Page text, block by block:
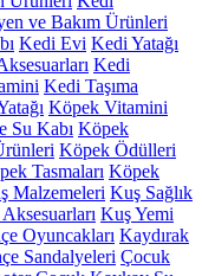
ve Bakım Ürünleri
Kedi Evi Kedi Yatağı
Kedi
Kedi Taşıma
Köpek Vitamini
Su Kabı Köpek
Köpek Ödülleri
Tasmaları Köpek
Malzemeleri Kuş Sağlık
Kuş Yemi
Oyuncakları Kaydırak
Sandalyeleri Çocuk